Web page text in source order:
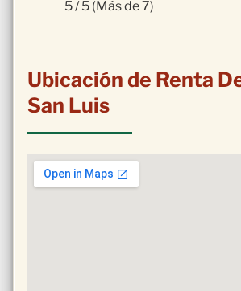
5 / 5 (Más de 7)
Ubicación de Renta
San Luis